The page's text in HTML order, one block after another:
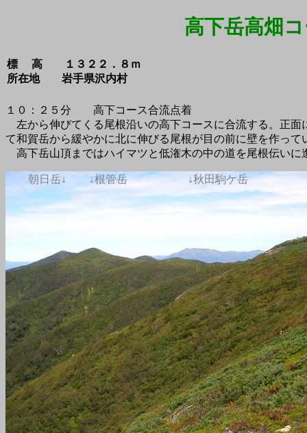
高下岳高畑
標 高 １３２２．８ｍ
所在地 岩手県沢内村
１０：２５分 高下コース合流点着
左から伸びてくる尾根沿いの高下コースに合流する。正面
て和賀岳から緩やかに北に伸びる尾根が目の前に壁を作って
高下岳山頂まではハイマツと低潅木の中の道を尾根伝いに
↓秋田駒ケ岳
↓根管岳
朝日岳↓